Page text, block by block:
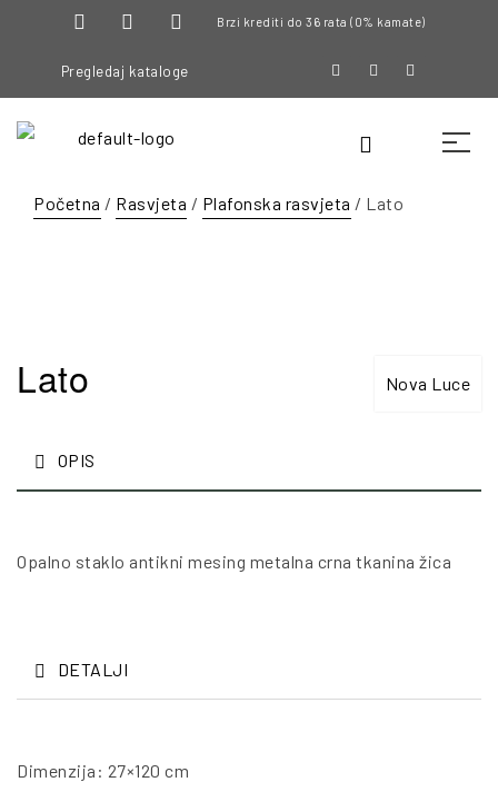
Brzi krediti do 36 rata (0% kamate)
Pregledaj kataloge
Početna / Rasvjeta / Plafonska rasvjeta / Lato
Nova Luce
Lato
OPIS
Opalno staklo antikni mesing metalna crna tkanina žica
DETALJI
Dimenzija: 27×120 cm